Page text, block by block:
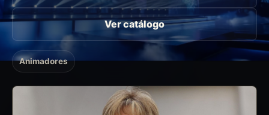
Ver catálogo
Animadores